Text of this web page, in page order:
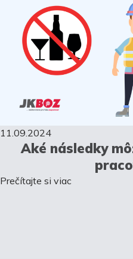
11.09.2024
Aké následky
Prečítajte si viac